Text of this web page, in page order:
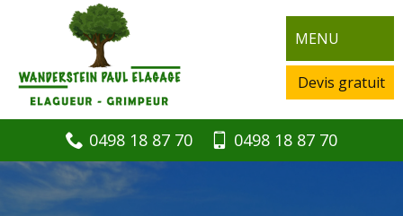
MENU
Devis gratuit
0498 18 87 70 0498 18 87 70